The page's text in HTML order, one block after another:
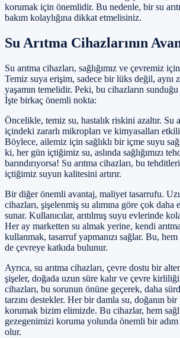
korumak için önemlidir. Bu nedenle, bir su
bakım kolaylığına dikkat etmelisiniz.
Su Arıtma Cihazlarının
Su arıtma cihazları, sağlığımız ve çevremiz
Temiz suya erişim, sadece bir lüks değil, aynı
yaşamın temelidir. Peki, bu cihazların
İşte birkaç önemli nokta:
Öncelikle, temiz su, hastalık riskini azaltır. Su
içindeki zararlı mikropları ve kimyasalları
Böylece, ailemiz için sağlıklı bir içme suyu
ki, her gün içtiğimiz su, aslında sağlığımızı
barındırıyorsa! Su arıtma cihazları, bu
içtiğimiz suyun kalitesini artırır.
Bir diğer önemli avantaj, maliyet tasarrufu.
cihazları, şişelenmiş su alımına göre çok
sunar. Kullanıcılar, arıtılmış suyu evlerinde
Her ay marketten su almak yerine, kendi
kullanmak, tasarruf yapmanızı sağlar. Bu,
de çevreye katkıda bulunur.
Ayrıca, su arıtma cihazları, çevre dostu bir
şişeler, doğada uzun süre kalır ve çevre
cihazları, bu sorunun önüne geçerek, daha
tarzını destekler. Her bir damla su, doğanın bir
korumak bizim elimizde. Bu cihazlar, hem
gezegenimizi koruma yolunda önemli bir adım
olur.